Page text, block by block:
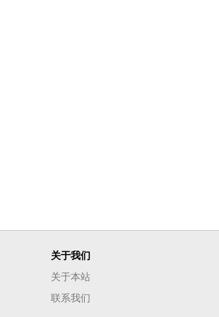
关于我们
关于本站
联系我们